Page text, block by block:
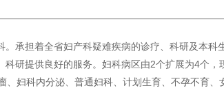
担着全省妇产科疑难疾病的诊疗、科研及本科
研提供良好的服务。妇科病区由2个扩展为4个，
、妇科内分泌、普通妇科、计划生育、不孕不育